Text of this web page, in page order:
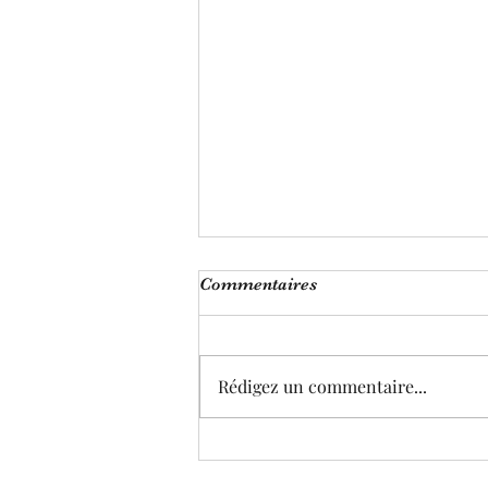
Où trouver refuge ?
Commentaires
Rédigez un commentaire...